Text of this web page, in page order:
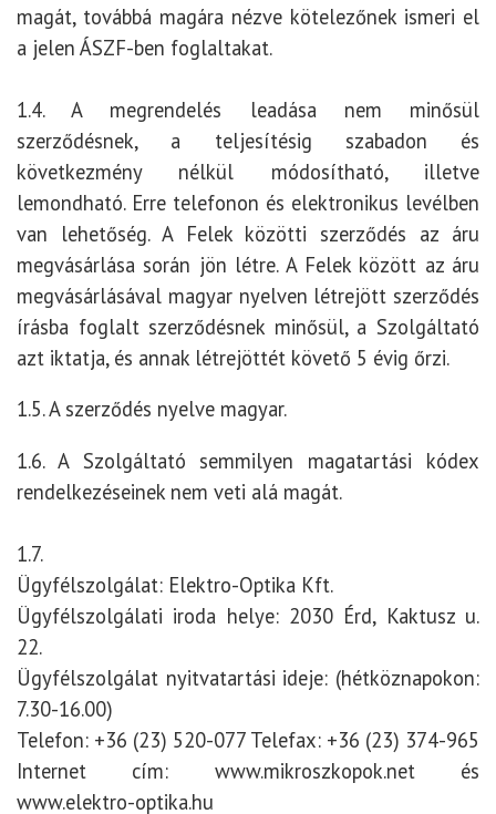
magát, továbbá magára nézve kötelezőnek ismeri el
a jelen ÁSZF-ben foglaltakat.
1.4. A megrendelés leadása nem minősül
szerződésnek, a teljesítésig szabadon és
következmény nélkül módosítható, illetve
lemondható. Erre telefonon és elektronikus levélben
van lehetőség. A Felek közötti szerződés az áru
megvásárlása során jön létre. A Felek között az áru
megvásárlásával magyar nyelven létrejött szerződés
írásba foglalt szerződésnek minősül, a Szolgáltató
azt iktatja, és annak létrejöttét követő 5 évig őrzi.
1.5. A szerződés nyelve magyar.
1.6. A Szolgáltató semmilyen magatartási kódex
rendelkezéseinek nem veti alá magát.
1.7.
Ügyfélszolgálat: Elektro-Optika Kft.
Ügyfélszolgálati iroda helye: 2030 Érd, Kaktusz u.
22.
Ügyfélszolgálat nyitvatartási ideje: (hétköznapokon:
7.30-16.00)
Telefon: +36 (23) 520-077 Telefax: +36 (23) 374-965
Internet cím: www.mikroszkopok.netés
www.elektro-optika.hu